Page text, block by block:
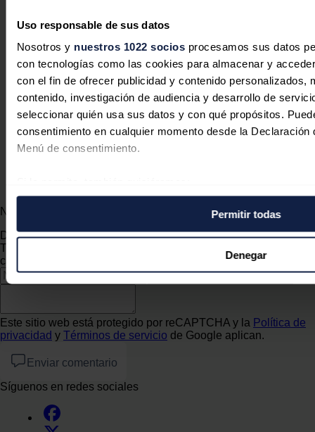
Uso responsable de sus datos
Nosotros y nuestros 1022 sociosprocesamos sus datos
con tecnologías como las cookies para almacenar y
con el fin de ofrecer publicidad y contenido personalizados,
contenido, investigación de audiencia y desarrollo de
seleccionar quién usa sus datos y con qué propósitos.
consentimiento en cualquier momento desde la
Menú de consentimiento.
Identificar su dispositivo analizándolo activamente
Obtenga más información sobre cómo se procesan sus
preferencias en lasección de datos. Puede cambiar o
Las cookies de este sitio web se usan para personalizar el
funciones de redes sociales y analizar el tráfico. Además,
web, quienes pueden combinarla con otra información que
hayan recopilado a partir del uso que haya hecho de sus
Permitir todas
Denegar
Redacción04/08/2026
Sonnedix cierra financiación por
730 millones para acelerar sus
proyectos renovables en el sur de
Europa
No hay comentarios
Deja tu comentario
Tu dirección de correo electrónico no será publicada. Todos los
campos son obligatorios
Este sitio web está protegido por reCAPTCHA y la Política de
privacidad y Términos de servicio de Google aplican.
Enviar comentario
Síguenos en redes sociales